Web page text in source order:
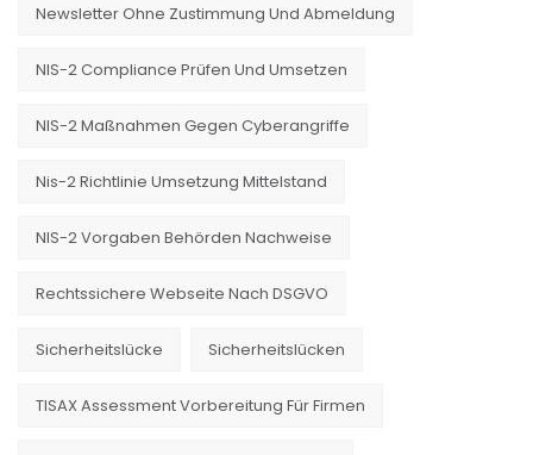
Newsletter Ohne Zustimmung Und Abmeldung
NIS-2 Compliance Prüfen Und Umsetzen
NIS-2 Maßnahmen Gegen Cyberangriffe
Nis-2 Richtlinie Umsetzung Mittelstand
NIS-2 Vorgaben Behörden Nachweise
Rechtssichere Webseite Nach DSGVO
Sicherheitslücke Sicherheitslücken
TISAX Assessment Vorbereitung Für Firmen